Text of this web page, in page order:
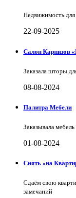
Недвижимость
22-09-2025
Салон Карнизов
Заказала шторы
08-08-2024
Палитра Мебели
Заказывала мебель
01-08-2024
Снять «на
Сдаём свою
замечаний